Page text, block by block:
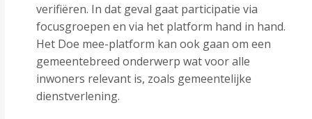
verifiëren. In dat geval gaat participatie via
focusgroepen en via het platform hand in hand.
Het Doe mee-platform kan ook gaan om een
gemeentebreed onderwerp wat voor alle
inwoners relevant is, zoals gemeentelijke
dienstverlening.